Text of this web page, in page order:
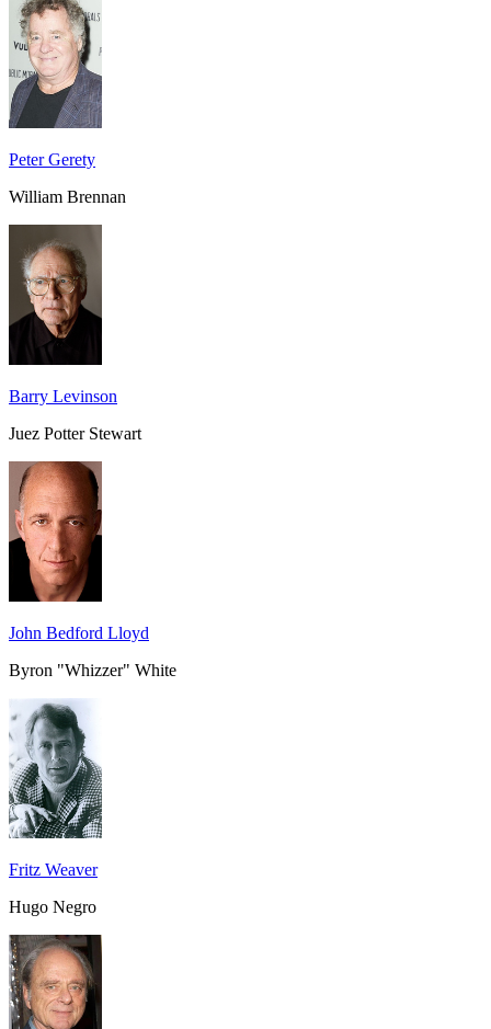
Peter Gerety
William Brennan
Barry Levinson
Juez Potter Stewart
John Bedford Lloyd
Byron "Whizzer" White
Fritz Weaver
Hugo Negro